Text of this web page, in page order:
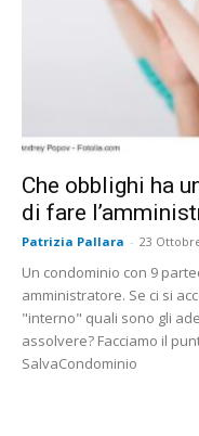
Che obblighi ha
di fare
Patrizia Pallara - 23
Un condominio con 9
amministratore. Se ci si
"interno" quali sono gli
assolvere? Facciamo il
SalvaCondominio